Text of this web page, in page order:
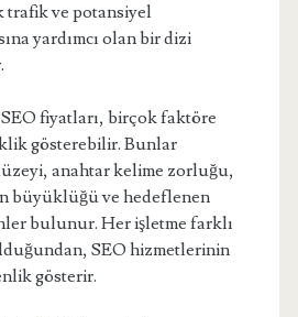
trafik ve potansiyel
yardımcı olan bir dizi
fiyatları, birçok faktöre
gösterebilir. Bunlar
anahtar kelime zorluğu,
büyüklüğü ve hedeflenen
bulunur. Her işletme farklı
SEO hizmetlerinin
gösterir.